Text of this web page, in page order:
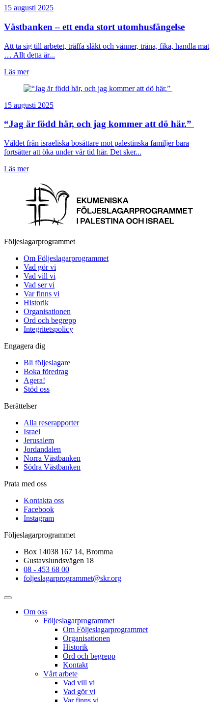
15 augusti 2025
Västbanken – ett enda stort utomhusfängelse
Att ta sig till arbetet, träffa släkt och vänner, träna, fika, handla mat
… Allt detta är...
Läs mer
15 augusti 2025
“Jag är född här, och jag kommer att dö här.”
Våldet från israeliska bosättare mot palestinska familjer bara
fortsätter att öka under vår tid här. Det sker...
Läs mer
Följeslagarprogrammet
Om Följeslagarprogrammet
Vad gör vi
Vad vill vi
Vad ser vi
Var finns vi
Historik
Organisationen
Ord och begrepp
Integritetspolicy
Engagera dig
Bli följeslagare
Boka föredrag
Agera!
Stöd oss
Berättelser
Alla reserapporter
Israel
Jerusalem
Jordandalen
Norra Västbanken
Södra Västbanken
Prata med oss
Kontakta oss
Facebook
Instagram
Följeslagarprogrammet
Box 14038 167 14, Bromma
Gustavslundsvägen 18
08 - 453 68 00
foljeslagarprogrammet@skr.org
Om oss
Följeslagarprogrammet
Om Följeslagarprogrammet
Organisationen
Historik
Ord och begrepp
Kontakt
Vårt arbete
Vad vill vi
Vad gör vi
Var finns vi